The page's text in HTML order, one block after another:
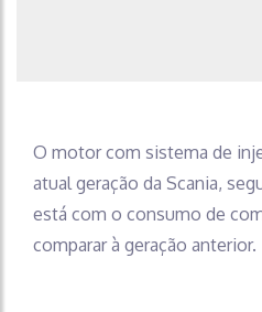
O motor com sistema de
atual geração da Scania,
está com o consumo de
comparar à geração anterior.